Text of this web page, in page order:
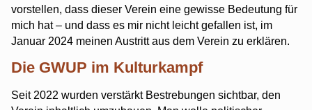
vorstellen, dass dieser Verein eine gewisse Bedeutung für
mich hat – und dass es mir nicht leicht gefallen ist, im
Januar 2024 meinen Austritt aus dem Verein zu erklären.
Die GWUP im Kulturkampf
Seit 2022 wurden verstärkt Bestrebungen sichtbar, den